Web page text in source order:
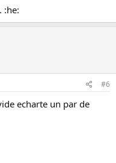
:he:
#6
echarte un par de